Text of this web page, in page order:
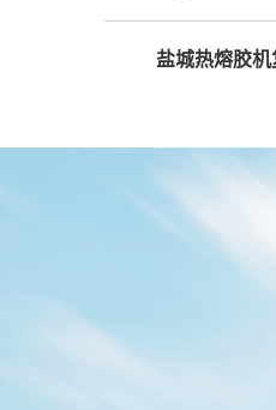
盐城热熔胶机复合机